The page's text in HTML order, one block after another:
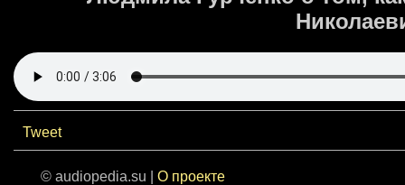
Tweet
© audiopedia.su | О проекте